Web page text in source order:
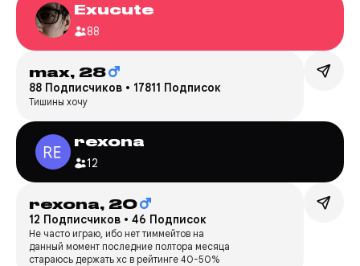
Exucute
88
max, 28
88 Подписчиков • 17811 Подписок
Тишины хочу
rexona
12
rexona, 20
12 Подписчиков • 46 Подписок
Не часто играю, ибо нет тиммейтов на
данный момент последние полтора месяца
стараюсь держать хс в рейтинге 40-50%